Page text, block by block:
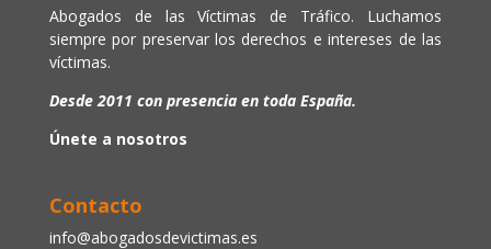
Abogados de las Víctimas de Tráfico. Luchamos
siempre por preservar los derechos e intereses de las
víctimas.
Desde 2011 con presencia en toda España.
Únete a nosotros
Contacto
info@abogadosdevictimas.es